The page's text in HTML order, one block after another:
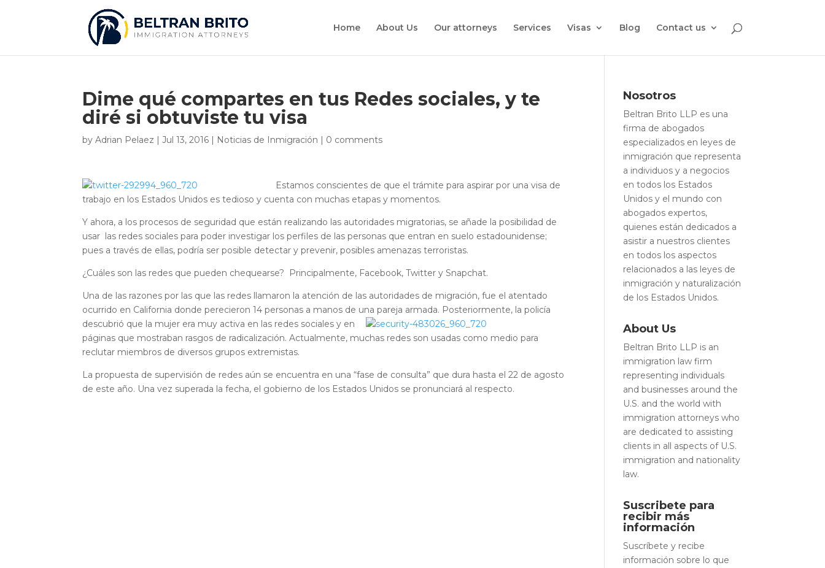
Home About Us Our attorneys Services Visas Blog Contact us
Dime qué compartes en tus Redes sociales, y te
diré si obtuviste tu visa
byAdrian Pelaez |Jul 13, 2016 | Noticias de Inmigración | 0 comments
Estamos conscientes de que el trámite para aspirar por una visa de
trabajo en los Estados Unidos es tedioso y cuenta con muchas etapas y momentos.
Y ahora, a los procesos de seguridad que están realizando las autoridades migratorias, se añade la posibilidad de
usar las redes sociales para poder investigar los perfiles de las personas que entran en suelo estadounidense;
pues a través de ellas, podría ser posible detectar y prevenir, posibles amenazas terroristas.
¿Cuáles son las redes que pueden chequearse? Principalmente, Facebook, Twitter y Snapchat.
Una de las razones por las que las redes llamaron la atención de las autoridades de migración, fue el atentado
ocurrido en California donde perecieron 14 personas a manos de una pareja armada. Posteriormente, la policía
descubrió que la mujer era muy activa en las redes sociales y en
páginas que mostraban rasgos de radicalización. Actualmente, muchas redes son usadas como medio para
reclutar miembros de diversos grupos extremistas.
La propuesta de supervisión de redes aún se encuentra en una “fase de consulta” que dura hasta el 22 de agosto
de este año. Una vez superada la fecha, el gobierno de los Estados Unidos se pronunciará al respecto.
Nosotros
Beltran Brito LLP es una
firma de abogados
especializados en leyes de
inmigración que representa
a individuos y a negocios
en todos los Estados
Unidos y el mundo con
abogados expertos,
quienes están dedicados a
asistir a nuestros clientes
en todos los aspectos
relacionados a las leyes de
inmigración y naturalización
de los Estados Unidos.
About Us
Beltran Brito LLP is an
immigration law firm
representing individuals
and businesses around the
U.S. and the world with
immigration attorneys who
are dedicated to assisting
clients in all aspects of U.S.
immigration and nationality
law.
Suscribete para
recibir más
información
Suscríbete y recibe
información sobre lo que